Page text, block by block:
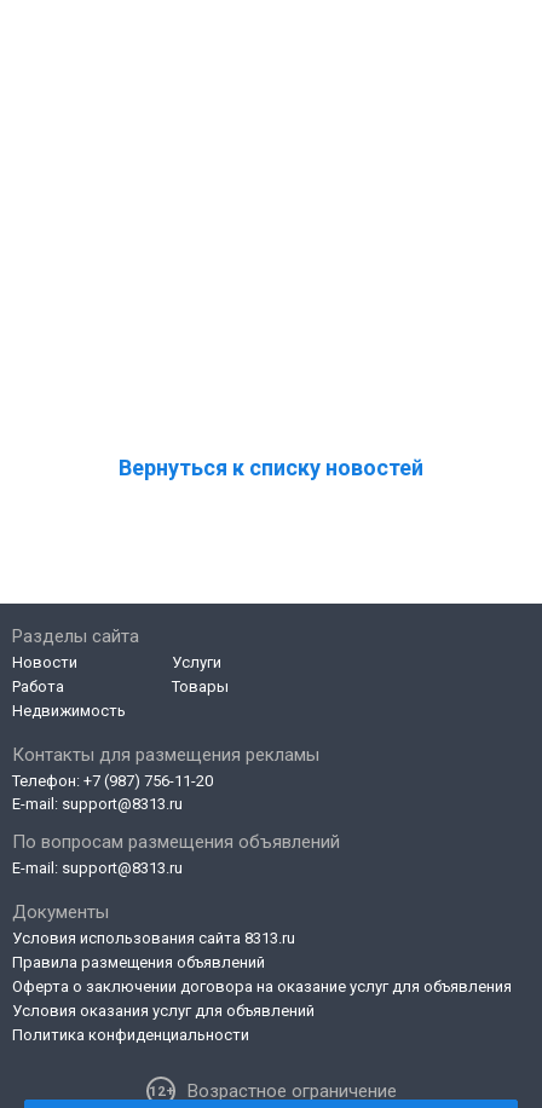
Вернуться к списку новостей
Контакты для размещения рекламы
Телефон: +7 (987) 756-11-20
E-mail: support@8313.ru
По вопросам размещения объявлений
E-mail: support@8313.ru
Документы
Условия использования сайта 8313.ru
Правила размещения объявлений
Оферта о заключении договора на оказание услуг для объявления
Условия оказания услуг для объявлений
Политика конфиденциальности
Возрастное ограничение
Разделы сайта
Новости
Работа
Недвижимость
Услуги
Товары